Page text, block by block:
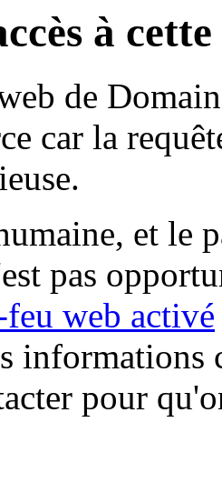
à
de
car la
et le
pas
feu web activé
informations
pour